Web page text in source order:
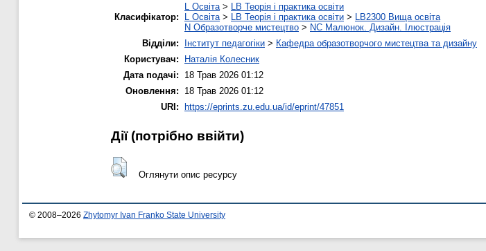
Класифікатор:
L Освіта > LB Теорія і практика освіти
L Освіта > LB Теорія і практика освіти > LB2300 Вища освіта
N Образотворче мистецтво > NC Малюнок. Дизайн. Ілюстрація
Відділи:
Інститут педагогіки > Кафедра образотворчого мистецтва та дизайну
Користувач:
Наталія Колесник
Дата подачі:
18 Трав 2026 01:12
Оновлення:
18 Трав 2026 01:12
URI: https://eprints.zu.edu.ua/id/eprint/47851
Дії ​​(потрібно ввійти)
Оглянути опис ресурсу
© 2008–2026 Zhytomyr Ivan Franko State University